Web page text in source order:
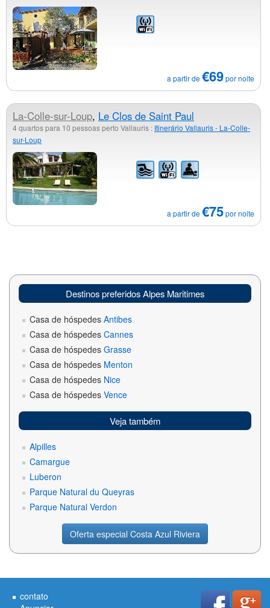
a partir de€69por noite
La-Colle-sur-Loup, Le Clos de Saint Paul
4 quartos para 10 pessoas perto Vallauris : Itinerário Vallauris - La-Colle-
sur-Loup
a partir de€75por noite
Destinos preferidos Alpes Maritimes
Casa de hóspedes Antibes
Casa de hóspedes Cannes
Casa de hóspedes Grasse
Casa de hóspedes Menton
Casa de hóspedes Nice
Casa de hóspedes Vence
Veja também
Alpilles
Camargue
Luberon
Parque Natural du Queyras
Parque Natural Verdon
Oferta especial Costa Azul Riviera
contato